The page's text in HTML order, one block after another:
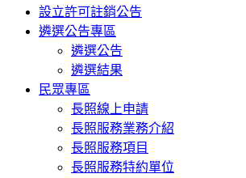
設立許可註銷公告
遴選公告專區
遴選公告
遴選結果
民眾專區
長照線上申請
長照服務業務介紹
長照服務項目
長照服務特約單位